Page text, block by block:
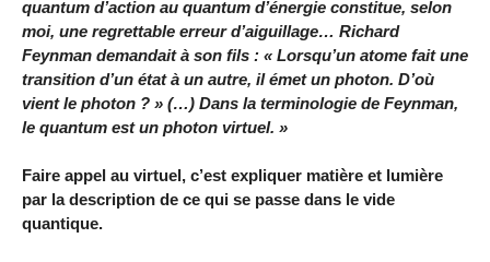
quantum d’action au quantum d’énergie constitue, selon
moi, une regrettable erreur d’aiguillage… Richard
Feynman demandait à son fils : « Lorsqu’un atome fait une
transition d’un état à un autre, il émet un photon. D’où
vient le photon ? » (…) Dans la terminologie de Feynman,
le quantum est un photon virtuel. »
Faire appel au virtuel, c’est expliquer matière et lumière
par la description de ce qui se passe dans le vide
quantique.